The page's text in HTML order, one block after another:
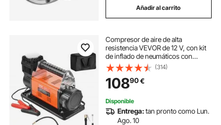
Añadir al carrito
Compresor de aire de alta
resistencia VEVOR de 12 V, con kit
de inflado de neumáticos con
medidor de presión digital, inflador
de neumáticos portátil de 7,06
CFM, bomba de aire todoterreno
de 150 PSI con adaptadores para
camiones, automóviles, SUV,
vehículos 4x4, vehículos
recreativos
(314)
10890€
Disponible
Entrega:tan pronto como Lun.
Ago. 10